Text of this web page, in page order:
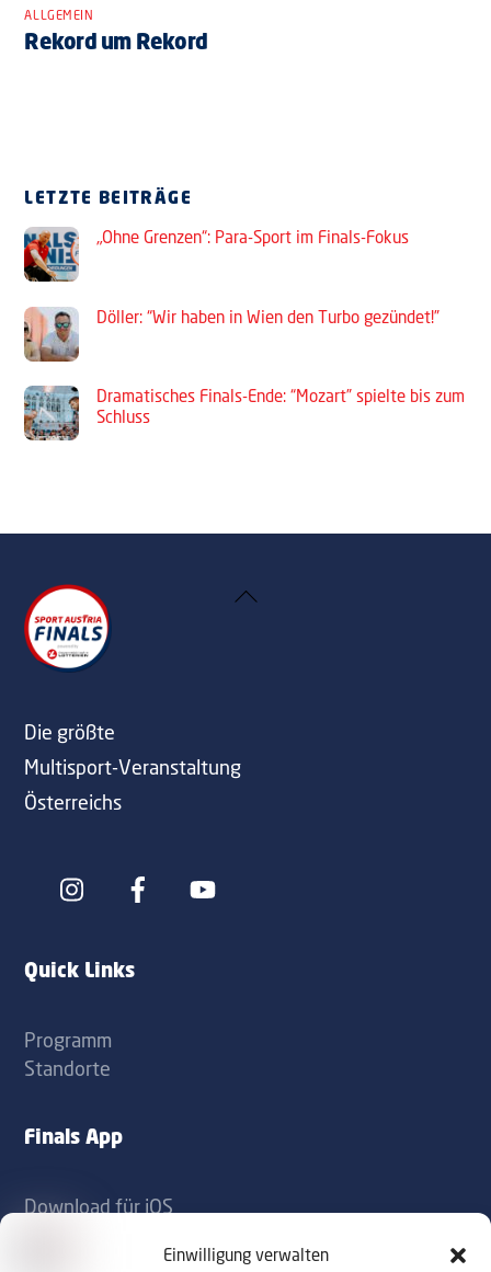
Einwilligung verwalten
ALLGEMEIN
Rekord um Rekord
LETZTE BEITRÄGE
„Ohne Grenzen“: Para-Sport im Finals-Fokus
Döller: “Wir haben in Wien den Turbo gezündet!”
Dramatisches Finals-Ende: “Mozart” spielte bis zum
Schluss
Back
Die größte
Multisport-Veranstaltung
Österreichs
Icon
Icon
Quick Links
Programm
Standorte
Finals App
Download für iOS